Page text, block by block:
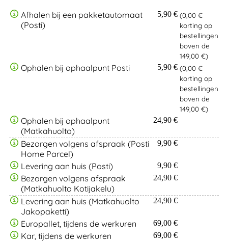
Afhalen bij een pakketautomaat
(Posti)
5,90 € (0,00 €
korting op
bestellingen
boven de
149,00 €)
Ophalen bij ophaalpunt Posti 5,90 € (0,00 €
korting op
bestellingen
boven de
149,00 €)
Ophalen bij ophaalpunt
(Matkahuolto)
24,90 €
Bezorgen volgens afspraak (Posti
Home Parcel)
9,90 €
Levering aan huis (Posti) 9,90 €
Bezorgen volgens afspraak
(Matkahuolto Kotijakelu)
24,90 €
Levering aan huis (Matkahuolto
Jakopaketti)
24,90 €
Europallet, tijdens de werkuren 69,00 €
Kar, tijdens de werkuren 69,00 €